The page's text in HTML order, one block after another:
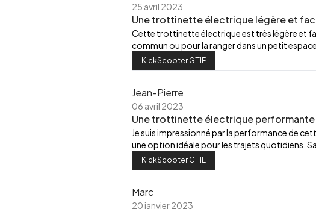
25 avril 2023
Une trottinette électrique légère et
Cette trottinette électrique est très légère et
commun ou pour la ranger dans un petit
KickScooter GT1E
Jean-Pierre
06 avril 2023
Une trottinette électrique
Je suis impressionné par la performance de
une option idéale pour les trajets quotidiens.
KickScooter GT1E
Marc
20 janvier 2023